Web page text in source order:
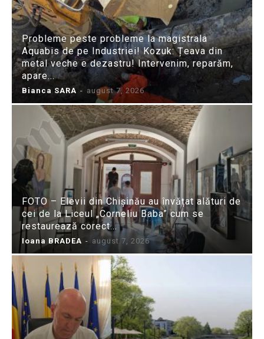
Probleme peste probleme la magistrala
Aquabis de pe Industriei! Kozuk: Țeava din
metal veche e dezastru! Intervenim, reparăm,
apare...
Bianca SARA - august 7, 2026
FOTO – Elevii din Chișinău au învățat alături de
cei de la Liceul „Corneliu Baba” cum se
restaurează corect...
Ioana BRADEA - august 7, 2026